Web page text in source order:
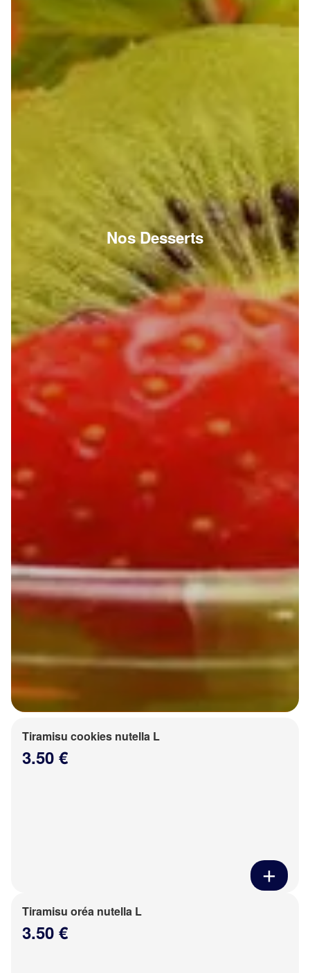
Nos Desserts
Tiramisu cookies nutella L
3.50 €
Tiramisu oréa nutella L
3.50 €